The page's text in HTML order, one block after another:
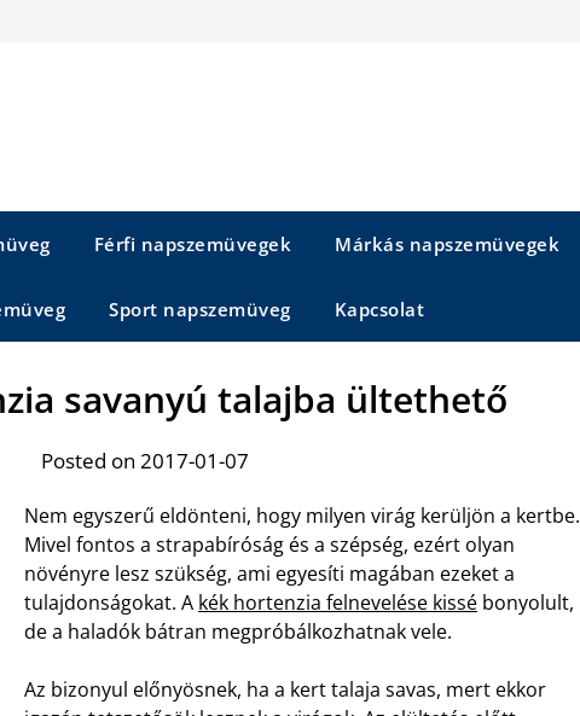
Férfi napszemüvegek Márkás napszemüvegek
Sport napszemüveg Kapcsolat
savanyú talajba ültethető
Posted on 2017-01-07
Nem egyszerű eldönteni, hogy milyen virág kerüljön a kertbe.
Mivel fontos a strapabíróság és a szépség, ezért olyan
növényre lesz szükség, ami egyesíti magában ezeket a
tulajdonságokat. A kék hortenzia felnevelése kissé bonyolult,
de a haladók bátran megpróbálkozhatnak vele.
Az bizonyul előnyösnek, ha a kert talaja savas, mert ekkor